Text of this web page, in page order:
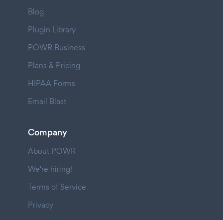
Blog
Plugin Library
POWR Business
Plans & Pricing
HIPAA Forms
Email Blast
Company
About POWR
We're hiring!
Terms of Service
Privacy